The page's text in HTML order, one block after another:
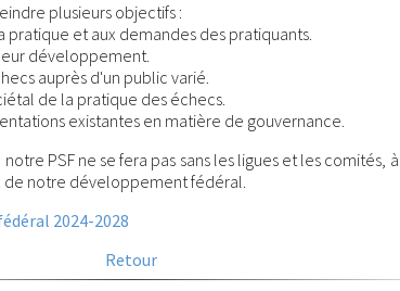
plusieurs objectifs :
pratique et aux demandes des pratiquants.
développement.
auprès d'un public varié.
de la pratique des échecs.
existantes en matière de gouvernance.
PSF ne se fera pas sans les ligues et les comités,
de notre développement fédéral.
2024-2028
Retour